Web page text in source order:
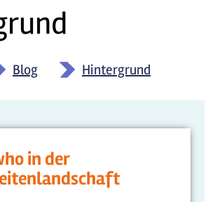
Blog » Hintergrund
in der